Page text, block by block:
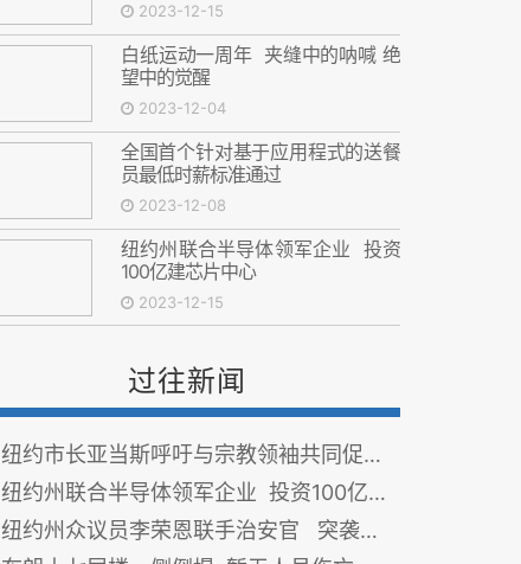
2023-12-15
白纸运动一周年 夹缝中的呐喊 绝
望中的觉醒
2023-12-04
全国首个针对基于应用程式的送餐
员最低时薪标准通过
2023-12-08
纽约州联合半导体领军企业 投资
100亿建芯片中心
2023-12-15
过往新闻
纽约市长亚当斯呼吁与宗教领袖共同促进团结、和平与安全
纽约州联合半导体领军企业 投资100亿建芯片中心
纽约州众议员李荣恩联手治安官 突袭曼哈顿非法大麻店 保障社区安全